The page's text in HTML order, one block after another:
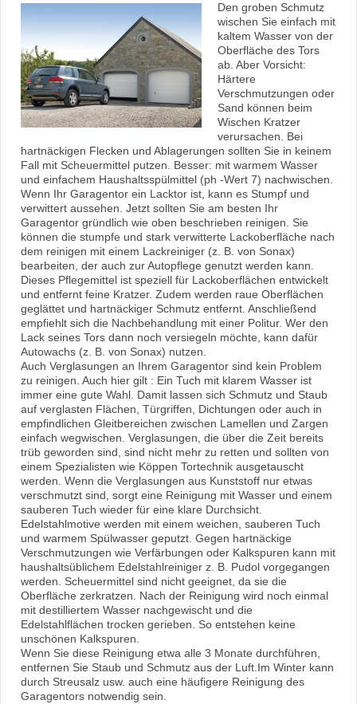
Den groben Schmutz
wischen Sie einfach mit
kaltem Wasser von der
Oberfläche des Tors
ab. Aber Vorsicht:
Härtere
Verschmutzungen oder
Sand können beim
Wischen Kratzer
verursachen. Bei
hartnäckigen Flecken und Ablagerungen sollten Sie in keinem
Fall mit Scheuermittel putzen. Besser: mit warmem Wasser
und einfachem Haushaltsspülmittel (ph -Wert 7) nachwischen.
Wenn Ihr Garagentor ein Lacktor ist, kann es Stumpf und
verwittert aussehen. Jetzt sollten Sie am besten Ihr
Garagentor gründlich wie oben beschrieben reinigen. Sie
können die stumpfe und stark verwitterte Lackoberfläche nach
dem reinigen mit einem Lackreiniger (z. B. von Sonax)
bearbeiten, der auch zur Autopflege genutzt werden kann.
Dieses Pflegemittel ist speziell für Lackoberflächen entwickelt
und entfernt feine Kratzer. Zudem werden raue Oberflächen
geglättet und hartnäckiger Schmutz entfernt. Anschließend
empfiehlt sich die Nachbehandlung mit einer Politur. Wer den
Lack seines Tors dann noch versiegeln möchte, kann dafür
Autowachs (z. B. von Sonax) nutzen.
Auch Verglasungen an Ihrem Garagentor sind kein Problem
zu reinigen. Auch hier gilt : Ein Tuch mit klarem Wasser ist
immer eine gute Wahl. Damit lassen sich Schmutz und Staub
auf verglasten Flächen, Türgriffen, Dichtungen oder auch in
empfindlichen Gleitbereichen zwischen Lamellen und Zargen
einfach wegwischen. Verglasungen, die über die Zeit bereits
trüb geworden sind, sind nicht mehr zu retten und sollten von
einem Spezialisten wie Köppen Tortechnik ausgetauscht
werden. Wenn die Verglasungen aus Kunststoff nur etwas
verschmutzt sind, sorgt eine Reinigung mit Wasser und einem
sauberen Tuch wieder für eine klare Durchsicht.
Edelstahlmotive werden mit einem weichen, sauberen Tuch
und warmem Spülwasser geputzt. Gegen hartnäckige
Verschmutzungen wie Verfärbungen oder Kalkspuren kann mit
haushaltsüblichem Edelstahlreiniger z. B. Pudol vorgegangen
werden. Scheuermittel sind nicht geeignet, da sie die
Oberfläche zerkratzen. Nach der Reinigung wird noch einmal
mit destilliertem Wasser nachgewischt und die
Edelstahlflächen trocken gerieben. So entstehen keine
unschönen Kalkspuren.
Wenn Sie diese Reinigung etwa alle 3 Monate durchführen,
entfernen Sie Staub und Schmutz aus der Luft.Im Winter kann
durch Streusalz usw. auch eine häufigere Reinigung des
Garagentors notwendig sein.